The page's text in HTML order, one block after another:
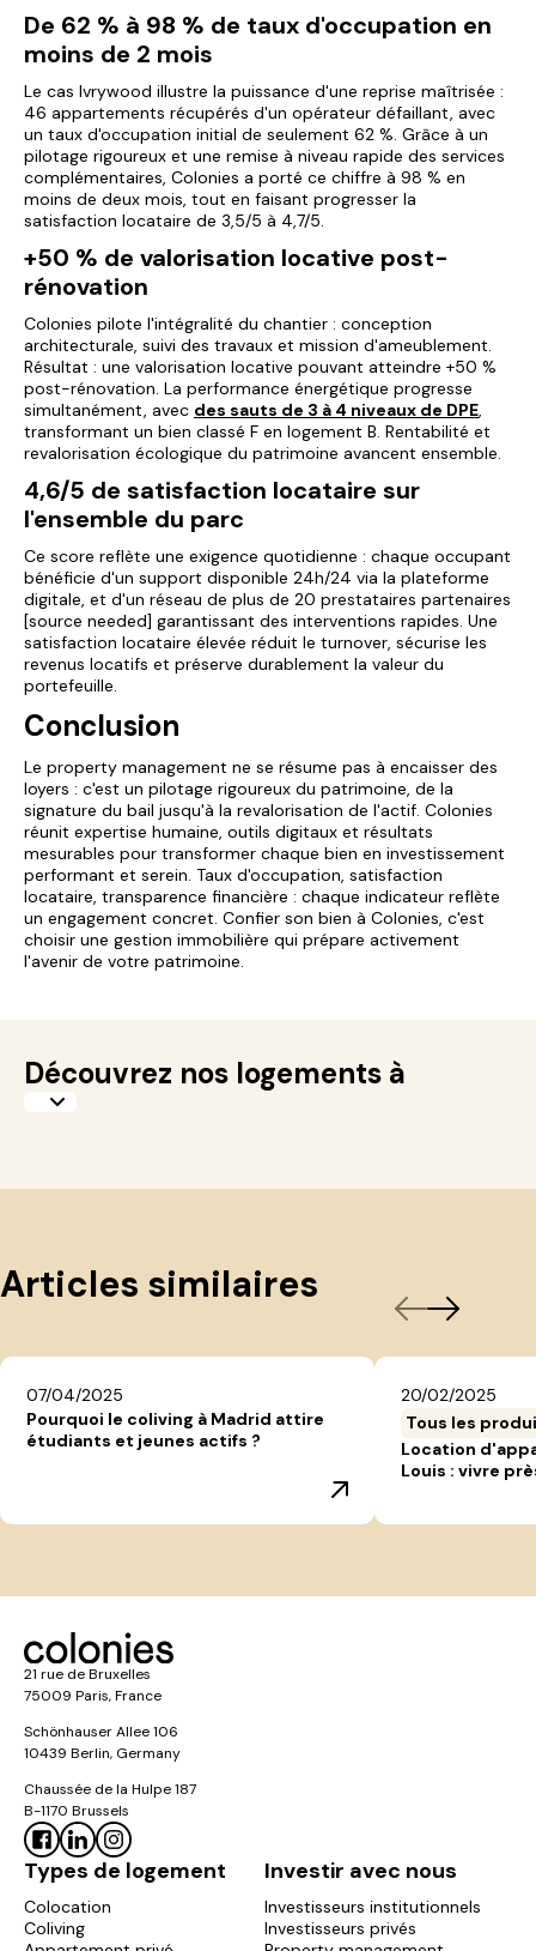
De 62 % à 98 % de taux d'occupation en
moins de 2 mois
Le cas Ivrywood illustre la puissance d'une reprise maîtrisée :
46 appartements récupérés d'un opérateur défaillant, avec
un taux d'occupation initial de seulement 62 %. Grâce à un
pilotage rigoureux et une remise à niveau rapide des services
complémentaires, Colonies a porté ce chiffre à 98 % en
moins de deux mois, tout en faisant progresser la
satisfaction locataire de 3,5/5 à 4,7/5.
+50 % de valorisation locative post-
rénovation
Colonies pilote l'intégralité du chantier : conception
architecturale, suivi des travaux et mission d'ameublement.
Résultat : une valorisation locative pouvant atteindre +50 %
post-rénovation. La performance énergétique progresse
simultanément, avec des sauts de 3 à 4 niveaux de DPE,
transformant un bien classé F en logement B. Rentabilité et
revalorisation écologique du patrimoine avancent ensemble.
4,6/5 de satisfaction locataire sur
l'ensemble du parc
Ce score reflète une exigence quotidienne : chaque occupant
bénéficie d'un support disponible 24h/24 via la plateforme
digitale, et d'un réseau de plus de 20 prestataires partenaires
[source needed] garantissant des interventions rapides. Une
satisfaction locataire élevée réduit le turnover, sécurise les
revenus locatifs et préserve durablement la valeur du
portefeuille.
Conclusion
Le property management ne se résume pas à encaisser des
loyers : c'est un pilotage rigoureux du patrimoine, de la
signature du bail jusqu'à la revalorisation de l'actif. Colonies
réunit expertise humaine, outils digitaux et résultats
mesurables pour transformer chaque bien en investissement
performant et serein. Taux d'occupation, satisfaction
locataire, transparence financière : chaque indicateur reflète
un engagement concret. Confier son bien à Colonies, c'est
choisir une gestion immobilière qui prépare activement
l'avenir de votre patrimoine.
Découvrez nos logements à
Articles similaires
07/04/2025
Pourquoi le coliving à Madrid attire
étudiants et jeunes actifs ?
20/02/2025
Tous les
Location
Louis : vivre
21 rue de Bruxelles
75009 Paris, France
Schönhauser Allee 106
10439 Berlin, Germany
Chaussée de la Hulpe 187
B-1170 Brussels
Types de logement
Colocation
Coliving
Investir avec nous
Investisseurs institutionnels
Investisseurs privés